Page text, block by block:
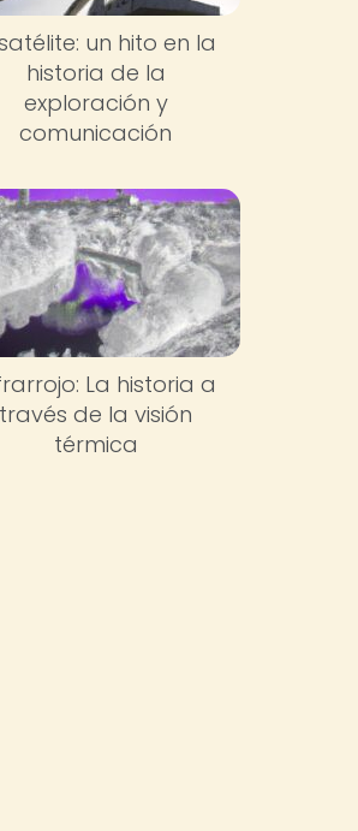
un hito en la
historia de la
exploración y
comunicación
La historia a
través de la visión
térmica